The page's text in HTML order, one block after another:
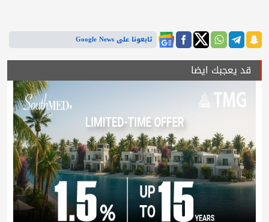
تابعونا على Google News
قد يعجبك ايضا